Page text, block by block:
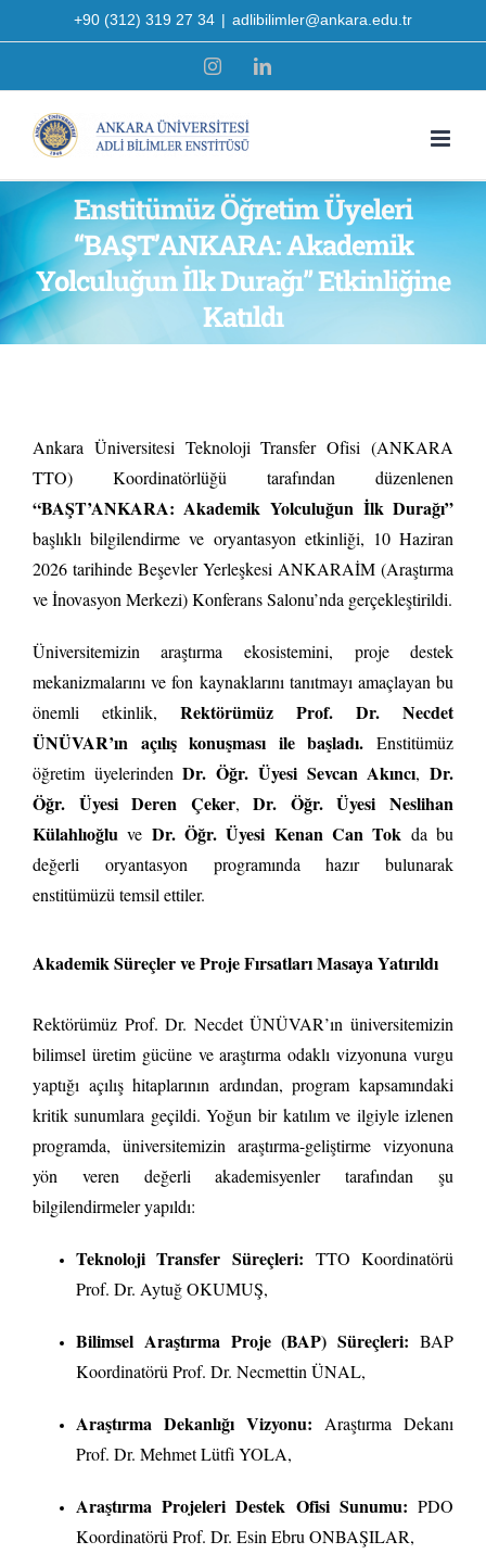
to
+90 (312) 319 27 34 | adlibilimler@ankara.edu.tr
InstagramLinkedIn
Enstitümüz Öğretim Üyeleri
“BAŞT’ANKARA: Akademik
Yolculuğun İlk Durağı” Etkinliğine
Katıldı
Ankara Üniversitesi Teknoloji Transfer Ofisi (ANKARA
TTO) Koordinatörlüğü tarafından düzenlenen
“BAŞT’ANKARA: Akademik Yolculuğun İlk Durağı”
başlıklı bilgilendirme ve oryantasyon etkinliği, 10 Haziran
2026 tarihinde Beşevler Yerleşkesi ANKARAİM (Araştırma
ve İnovasyon Merkezi) Konferans Salonu’nda gerçekleştirildi.
Üniversitemizin araştırma ekosistemini, proje destek
mekanizmalarını ve fon kaynaklarını tanıtmayı amaçlayan bu
önemli etkinlik, Rektörümüz Prof. Dr. Necdet
ÜNÜVAR’ın açılış konuşması ile başladı. Enstitümüz
öğretim üyelerindenDr. Öğr. Üyesi Sevcan Akıncı,Dr.
Öğr. Üyesi Deren Çeker,Dr. Öğr. Üyesi Neslihan
Külahlıoğlu ve Dr. Öğr. Üyesi Kenan Can Tok da bu
değerli oryantasyon programında hazır bulunarak
enstitümüzü temsil ettiler.
Akademik Süreçler ve Proje Fırsatları Masaya Yatırıldı
Rektörümüz Prof. Dr. Necdet ÜNÜVAR’ın üniversitemizin
bilimsel üretim gücüne ve araştırma odaklı vizyonuna vurgu
yaptığı açılış hitaplarının ardından, program kapsamındaki
kritik sunumlara geçildi. Yoğun bir katılım ve ilgiyle izlenen
programda, üniversitemizin araştırma-geliştirme vizyonuna
yön veren değerli akademisyenler tarafından şu
bilgilendirmeler yapıldı:
Teknoloji Transfer Süreçleri: TTO Koordinatörü
Prof. Dr. Aytuğ OKUMUŞ,
Bilimsel Araştırma Proje (BAP) Süreçleri: BAP
Koordinatörü Prof. Dr. Necmettin ÜNAL,
Araştırma Dekanlığı Vizyonu: Araştırma Dekanı
Prof. Dr. Mehmet Lütfi YOLA,
Araştırma Projeleri Destek Ofisi Sunumu: PDO
Koordinatörü Prof. Dr. Esin Ebru ONBAŞILAR,